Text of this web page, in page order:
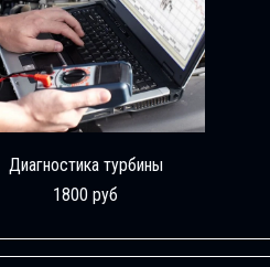
Диагностика турбины
1800 руб